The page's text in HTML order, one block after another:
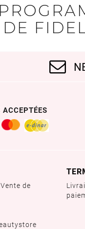
DE
ACCEPTÉES
de